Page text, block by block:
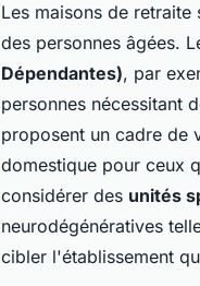
Les maisons de
des personnes âgées.
Dépendantes), par
personnes nécessitant
proposent un cadre de
domestique pour ceux
considérer des unités
neurodégénératives
cibler l'établissement